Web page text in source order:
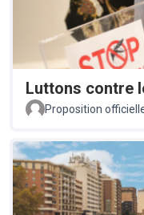
Luttons contre
Proposition